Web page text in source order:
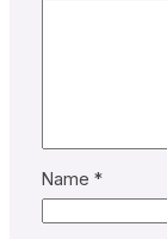
Name *